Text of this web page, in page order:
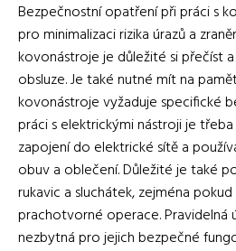
Bezpečnostní opatření při práci s
pro minimalizaci rizika úrazů a
kovonástroje je důležité si přečíst
obsluze. Je také nutné mít na
kovonástroje vyžaduje specifické
práci s elektrickými nástroji je
zapojení do elektrické sítě a
obuv a oblečení. Důležité je také
rukavic a sluchátek, zejména
prachotvorné operace. Pravidelná
nezbytná pro jejich bezpečné